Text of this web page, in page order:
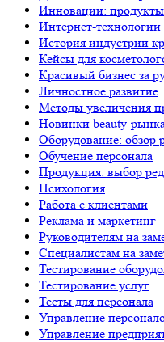
Инновации:
Интернет-технологии
История индустрии
Кейсы для
Красивый бизнес за
Личностное развитие
Методы увеличения
Новинки beauty-
Оборудование: обзор
Обучение персонала
Продукция: выбор
Психология
Работа с клиентами
Реклама и маркетинг
Руководителям на
Специалистам на
Тестирование
Тестирование услуг
Тесты для персонала
Управление
Управление